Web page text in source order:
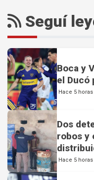
Seguí
Boca y
el Ducó
Hace 5 horas
Dos
robos y
de los
Hace 5 horas